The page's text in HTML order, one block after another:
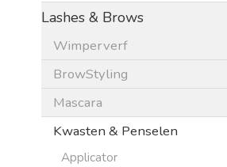
Lashes & Brows
Wimperverf
BrowStyling
Mascara
Kwasten & Penselen
Applicator